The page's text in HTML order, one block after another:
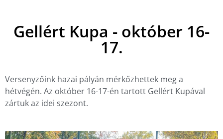
Gellért Kupa - október 16-
17.
Versenyzőink hazai pályán mérkőzhettek meg a
hétvégén. Az október 16-17-én tartott Gellért Kupával
zártuk az idei szezont.